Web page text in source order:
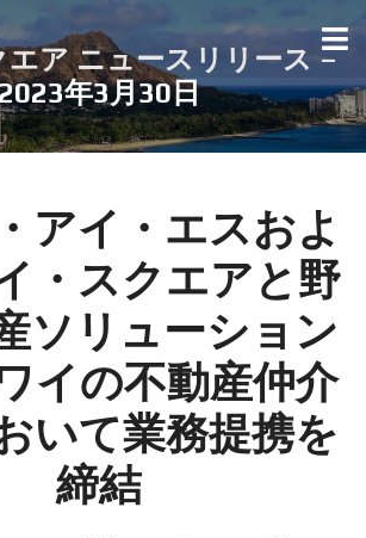
ア ニュースリリース –
年3月30日
アイ・エスおよ
・スクエアと野
ソリューション
イの不動産仲介
いて業務提携を
締結